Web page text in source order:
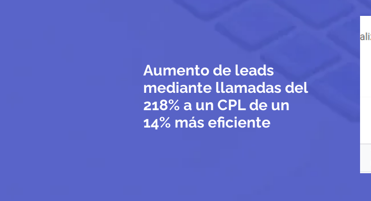
Aumento de leads
mediante llamadas del
218% a un CPL de un
14% más eficiente